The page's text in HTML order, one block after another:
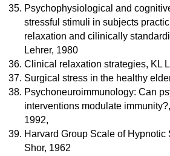
Psychophysiological and
stressful stimuli in subjects
relaxation and cilinically
Lehrer, 1980
Clinical relaxation strategies, KL
Surgical stress in the healthy
Psychoneuroimmunology: Can
interventions modulate
1992,
Harvard Group Scale of Hypnotic
Shor, 1962